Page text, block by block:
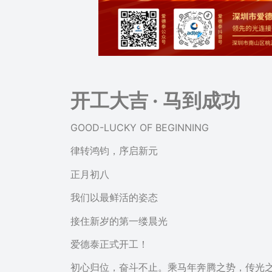
开工大吉 · 马到成功
GOOD-LUCKY OF BEGINNING
律转鸿钧，序启新元
正月初八
我们以最鲜活的姿态
接住新岁的第一缕晨光
爱德泰正式开工！
初心归位，奋斗不止。乘马年奔腾之势，传光